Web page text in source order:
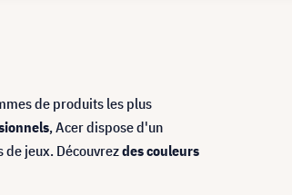
de produits les plus
, Acer dispose d'un
jeux. Découvrezdes couleurs